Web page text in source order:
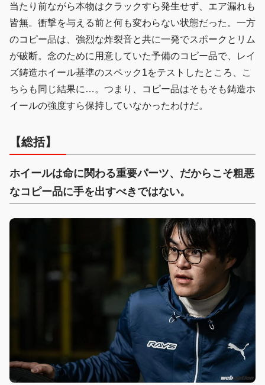
当たり前ながら本物はクラックすら発生せず、エア漏れも
皆無。衝撃を与える前と何も変わらない状態だった。一方
のコピー品は、強烈な炸裂音と共に一発でスポークとリム
が破断。念のために用意していた予備のコピー品で、レイ
ズ鋳造ホイール基準のスペック1をテストしたところ、こ
ちらも同じ結果に…。つまり、コピー品はそもそも鋳造ホ
イールの強度すら保持していなかったわけだ。
【総括】
ホイールは命に関わる重要パーツ、だからこそ粗悪
なコピー品に手を出すべきではない。